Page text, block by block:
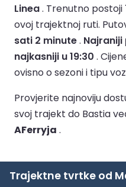
Linea. Trenutno postoji
ovoj trajektnoj ruti.
sati 2 minute. Najraniji
najkasniji u 19:30 .
ovisno o sezoni i tipu
Provjerite najnoviju
svoj trajekt do Bastia
AFerryja .
Trajektne tvrtke od